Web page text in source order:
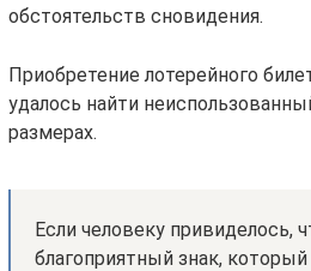
обстоятельств сновидения.
Приобретение лотерейного
удалось найти
размерах.
Если человеку привиделось,
благоприятный знак,